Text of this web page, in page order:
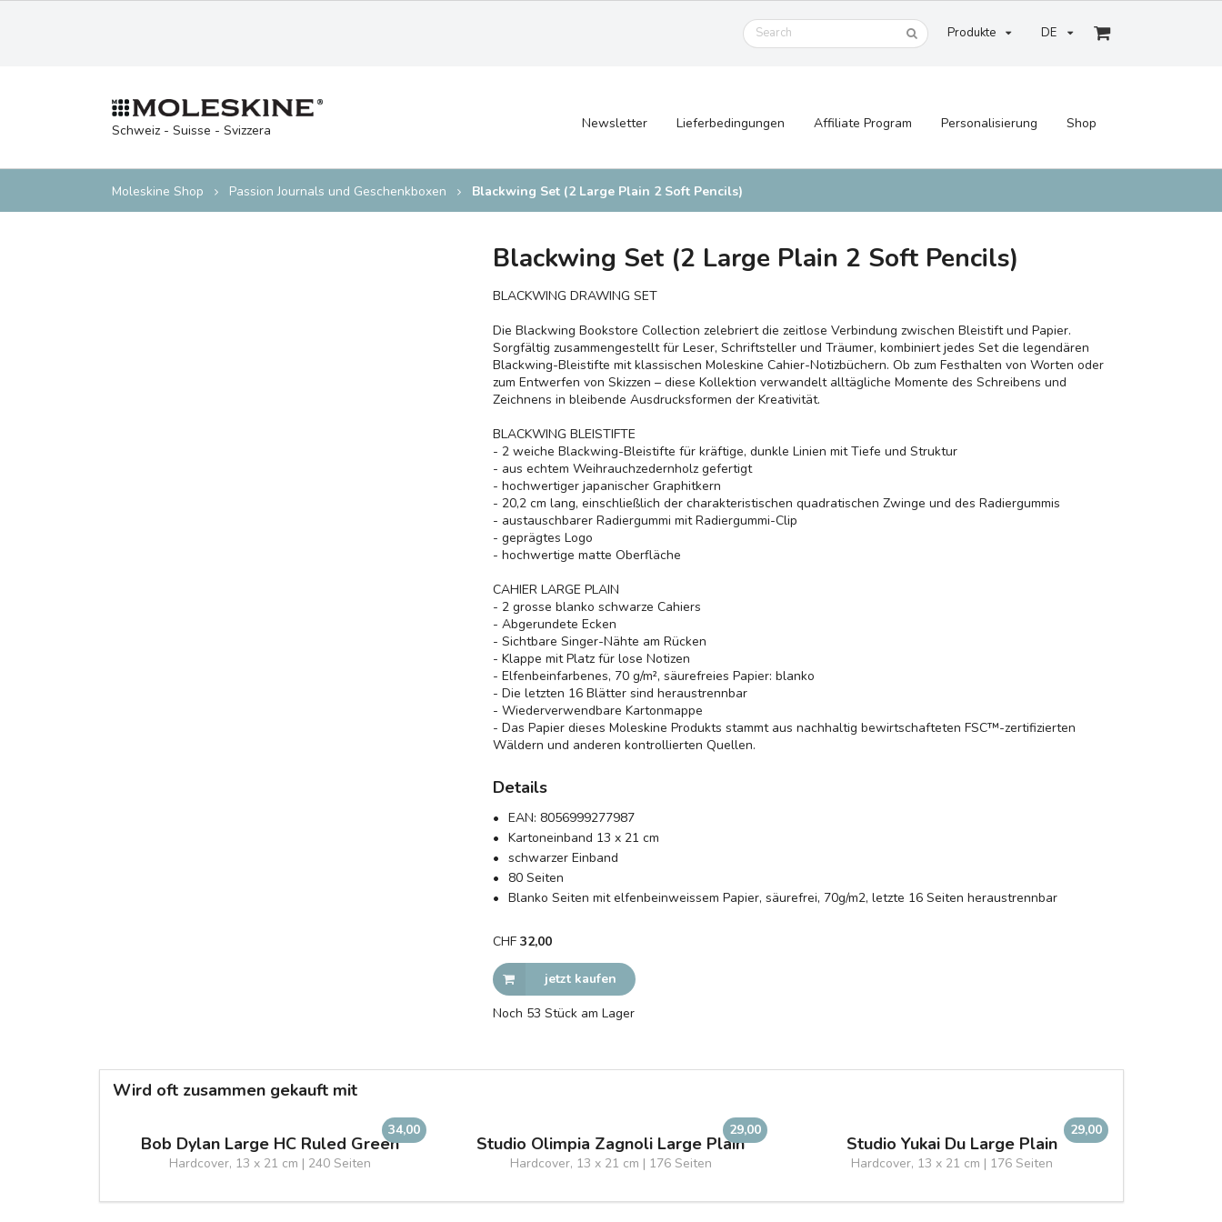
Produkte DE
Schweiz - Suisse - Svizzera Newsletter Lieferbedingungen Affiliate Program Personalisierung Shop
Moleskine Shop Passion Journals und Geschenkboxen Blackwing Set (2 Large Plain 2 Soft Pencils)
Blackwing Set (2 Large Plain 2 Soft Pencils)
BLACKWING DRAWING SET
Die Blackwing Bookstore Collection zelebriert die zeitlose Verbindung zwischen Bleistift und Papier.
Sorgfältig zusammengestellt für Leser, Schriftsteller und Träumer, kombiniert jedes Set die legendären
Blackwing-Bleistifte mit klassischen Moleskine Cahier-Notizbüchern. Ob zum Festhalten von Worten oder
zum Entwerfen von Skizzen – diese Kollektion verwandelt alltägliche Momente des Schreibens und
Zeichnens in bleibende Ausdrucksformen der Kreativität.
BLACKWING BLEISTIFTE
- 2 weiche Blackwing-Bleistifte für kräftige, dunkle Linien mit Tiefe und Struktur
- aus echtem Weihrauchzedernholz gefertigt
- hochwertiger japanischer Graphitkern
- 20,2 cm lang, einschließlich der charakteristischen quadratischen Zwinge und des Radiergummis
- austauschbarer Radiergummi mit Radiergummi-Clip
- geprägtes Logo
- hochwertige matte Oberfläche
CAHIER LARGE PLAIN
- 2 grosse blanko schwarze Cahiers
- Abgerundete Ecken
- Sichtbare Singer-Nähte am Rücken
- Klappe mit Platz für lose Notizen
- Elfenbeinfarbenes, 70 g/m², säurefreies Papier: blanko
- Die letzten 16 Blätter sind heraustrennbar
- Wiederverwendbare Kartonmappe
- Das Papier dieses Moleskine Produkts stammt aus nachhaltig bewirtschafteten FSC™-zertifizierten
Wäldern und anderen kontrollierten Quellen.
Details
EAN:8056999277987
Kartoneinband 13 x 21 cm
schwarzer Einband
80 Seiten
Blanko Seiten mit elfenbeinweissem Papier, säurefrei, 70g/m2, letzte 16 Seiten heraustrennbar
CHF 32,00
jetzt kaufen
Noch 53 Stück am Lager
Wird oft zusammen gekauft mit
34,00
Bob Dylan Large HC Ruled Green
Hardcover, 13 x 21 cm | 240 Seiten
29,00
Studio Olimpia Zagnoli Large Plain
Hardcover, 13 x 21 cm | 176 Seiten
29,00
Studio Yukai Du Large Plain
Hardcover, 13 x 21 cm | 176 Seiten